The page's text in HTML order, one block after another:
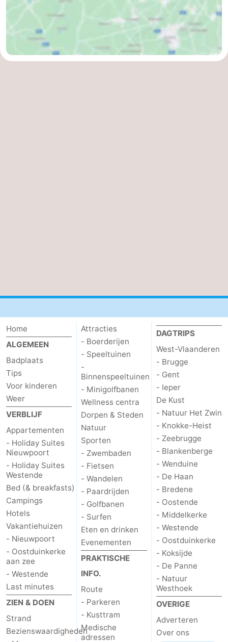
Home
ALGEMEEN
Badplaats
Tips
Voor kinderen
Weer
VERBLIJF
Appartementen
- Holiday Suites
Nieuwpoort
- Holiday Suites
Westende
Bed (& breakfasts)
Campings
Hotels
Vakantiehuizen
- Nieuwpoort
- Oostduinkerke
aan zee
- Westende
Last minutes
ZIEN & DOEN
Strand
Bezienswaardigheden
Attracties
- Boerderijen
- Speeltuinen
-
Binnenspeeltuinen
- Minigolfbanen
Wellness centra
Dorpen & Steden
Natuur
Sporten
- Zwembaden
- Fietsen
- Wandelen
- Paardrijden
- Golfbanen
- Surfen
Eten en drinken
Evenementen
PRAKTISCHE
INFO.
Route
- Parkeren
- Kusttram
Medische
adressen
DAGTRIPS
West-Vlaanderen
- Brugge
- Gent
- Ieper
De Kust
- Natuur Het Zwin
- Knokke-Heist
- Zeebrugge
- Blankenberge
- Wenduine
- De Haan
- Bredene
- Oostende
- Middelkerke
- Westende
- Oostduinkerke
- Koksijde
- De Panne
- Natuur
Westhoek
OVERIGE
Adverteren
Over ons